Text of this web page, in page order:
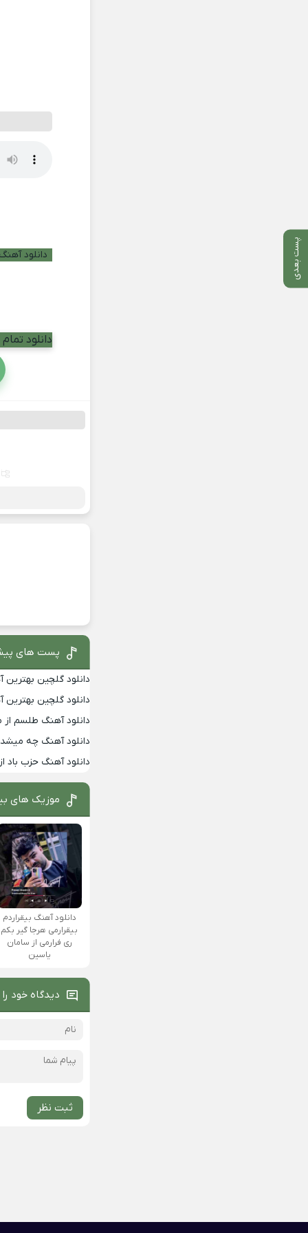
پست بعدی دانلود
دانلود
پست های
دانلود گلچین بهترین
دانلود گلچین بهترین
دانلود آهنگ طلسم
دانلود آهنگ چه میشد
دانلود آهنگ حزب باد
موزیک های
دانلود آهنگ بیقراردم
بیقرارمی هرجا گیر بکم
ری فرارمی از سامان
یاسین
دیدگاه خود
ثبت نظر